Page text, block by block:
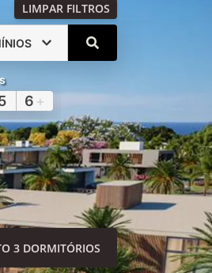
LIMPAR FILTROS
6 +
3 DORMITÓRIOS